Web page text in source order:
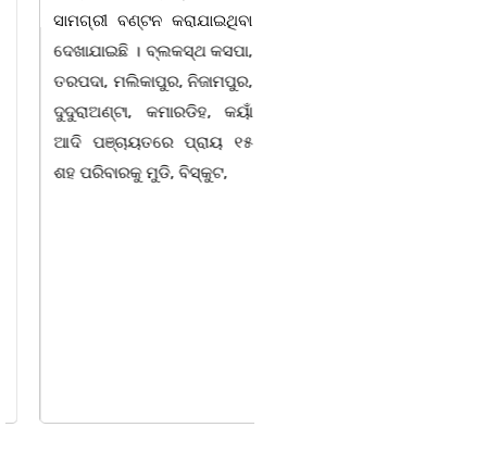
ସାମଗ୍ରୀ ବଣ୍ଟନ କରାଯାଇଥିବା
ଦେଖାଯାଇଛି । ବ୍ଲକସ୍ଥ କସପା,
ତରପଦା, ମଲିକାପୁର, ନିଜାମପୁର,
ଦୁଦୁରାଅଣ୍ଟା, କମାରଡିହ, କୟାଁ
ଆଦି ପଞ୍ଚାୟତରେ ପ୍ରାୟ ୧୫
ଶହ ପରିବାରକୁ ମୁଡି, ବିସ୍କୁଟ,